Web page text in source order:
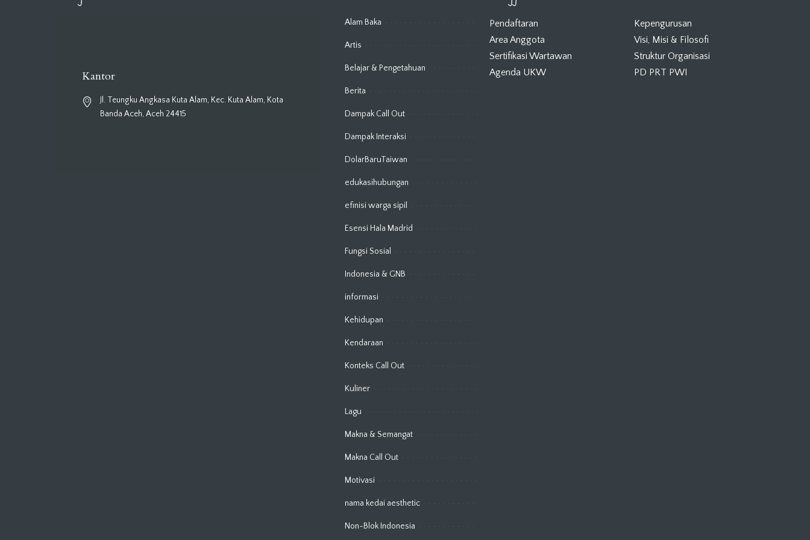
Kantor
Jl. Teungku Angkasa Kuta Alam, Kec. Kuta Alam, Kota
Banda Aceh, Aceh 24415
Alam Baka
Artis
Belajar & Pengetahuan
Berita
Dampak Call Out
Dampak Interaksi
DolarBaruTaiwan
edukasihubungan
efinisi warga sipil
Esensi Hala Madrid
Fungsi Sosial
Indonesia & GNB
informasi
Kehidupan
Kendaraan
Konteks Call Out
Kuliner
Lagu
Makna & Semangat
Makna Call Out
Motivasi
nama kedai aesthetic
Non-Blok Indonesia
Pendaftaran
Area Anggota
Sertifikasi Wartawan
Agenda UKW
Kepengurusan
Visi, Misi & Filosofi
Struktur Organisasi
PD PRT PWI